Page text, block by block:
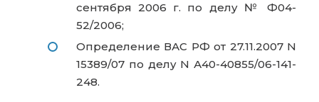
сентября 2006 г. по делу № Ф04-
52/2006;
Определение ВАС РФ от 27.11.2007 N
15389/07 по делу N А40-40855/06-141-
248.